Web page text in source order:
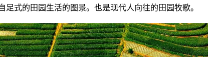
式的田园生活的图景。也是现代人向往的田园牧歌。